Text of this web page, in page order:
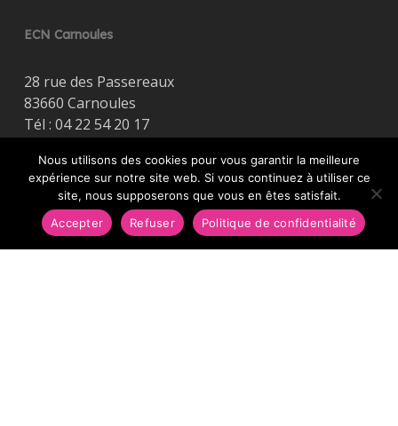
ECN Carnoules
28 rue des Passereaux
83660 Carnoules
Tél : 04 22 54 20 17
Agr. : E2408300100
Mentions légales
Nous utilisons des cookies pour vous garantir la meilleure
expérience sur notre site web. Si vous continuez à utiliser ce
site, nous supposerons que vous en êtes satisfait.
Accepter
Refuser Politique de confidentialité